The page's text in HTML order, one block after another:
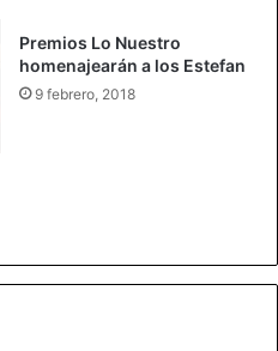
Premios Lo Nuestro
homenajearán a los Estefan
9 febrero, 2018